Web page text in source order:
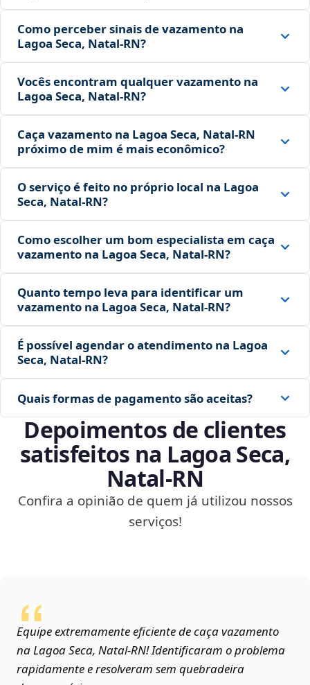
Como perceber sinais de vazamento na
Lagoa Seca, Natal‑RN?
Vocês encontram qualquer vazamento na
Lagoa Seca, Natal‑RN?
Caça vazamento na Lagoa Seca, Natal‑RN
próximo de mim é mais econômico?
O serviço é feito no próprio local na Lagoa
Seca, Natal‑RN?
Como escolher um bom especialista em caça
vazamento na Lagoa Seca, Natal‑RN?
Quanto tempo leva para identificar um
vazamento na Lagoa Seca, Natal‑RN?
É possível agendar o atendimento na Lagoa
Seca, Natal‑RN?
Quais formas de pagamento são aceitas?
Depoimentos de clientes
satisfeitos na Lagoa Seca,
Natal‑RN
Confira a opinião de quem já utilizou nossos
serviços!
Equipe extremamente eficiente de caça vazamento
na Lagoa Seca, Natal‑RN! Identificaram o problema
rapidamente e resolveram sem quebradeira